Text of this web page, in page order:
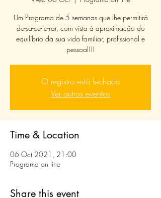
Um Programa de 5 semanas que lhe permitirá
de-sa-ce-le-rar, com vista à aproximação do
equilíbrio da sua vida familiar, profissional e
pessoal!!!
O registro está fechado
Ver outros eventos
Time & Location
06 Oct 2021, 21:00
Programa on line
Share this event